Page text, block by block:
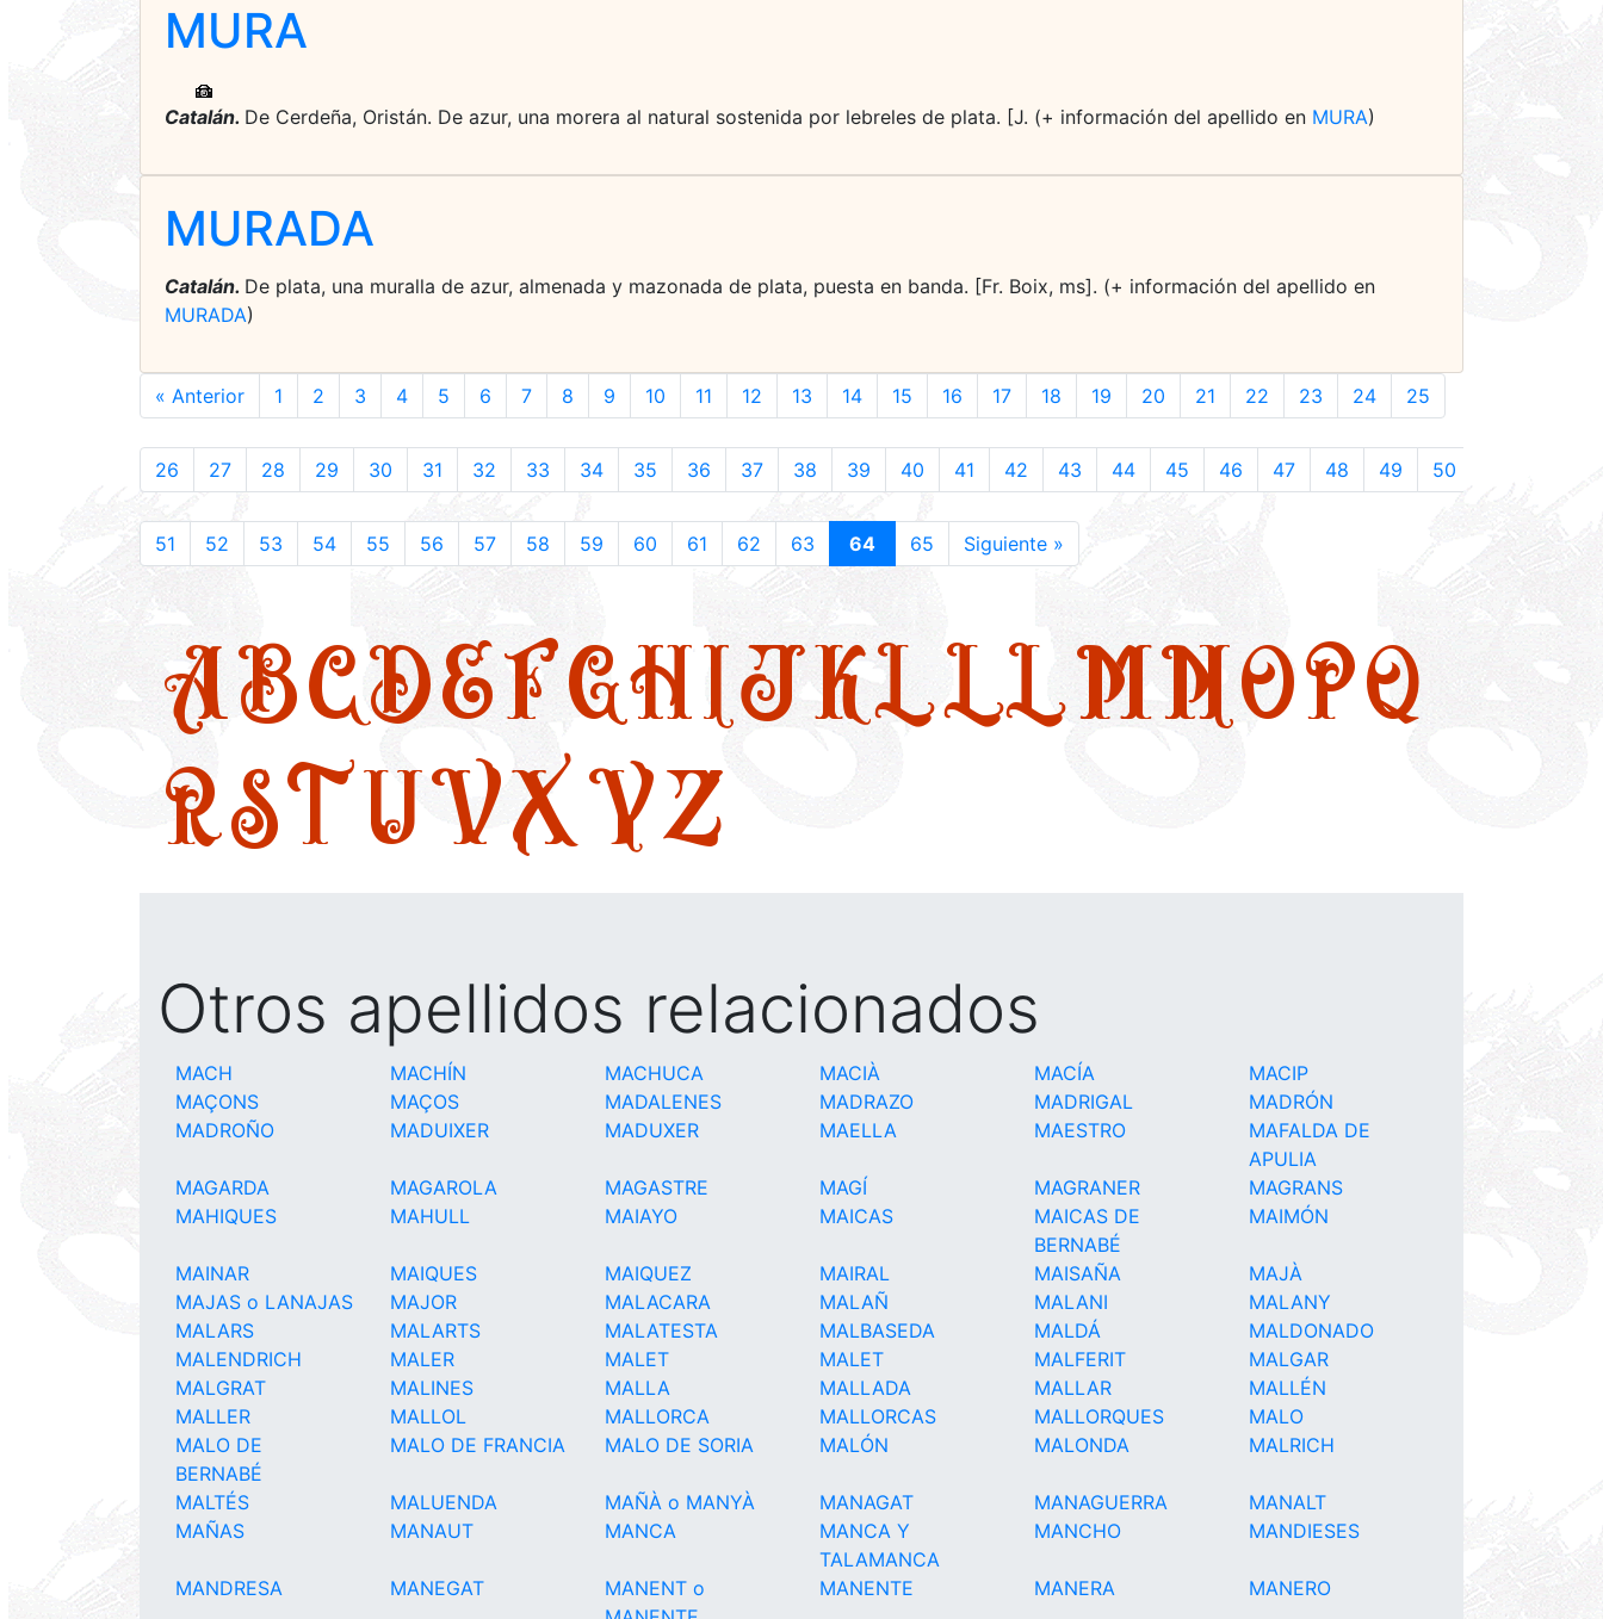
MURA
Catalán. De Cerdeña, Oristán. De azur, una morera al natural sostenida por lebreles de plata. [J. (+ información del apellido en MURA)
MURADA
Catalán. De plata, una muralla de azur, almenada y mazonada de plata, puesta en banda. [Fr. Boix, ms]. (+ información del apellido en
MURADA)
« Anterior 1 2 3 4 5 6 7 8 9 10 11 12 13 14 15 16 17 18 19 20 21 22 23 24 25
26 27 28 29 30 31 32 33 34 35 36 37 38 39 40 41 42 43 44 45 46 47 48 49 50
51 52 53 54 55 56 57 58 59 60 61 62 63 64 65 Siguiente »
ABCDEFGHIJKLLLMNOPQ
RSTUVXYZ
Otros apellidos relacionados
MACH MACHÍN MACHUCA MACIÀ MACÍA
MACIP
MAÇONS
MAÇOS MADALENES MADRAZO MADRIGAL
MADRÓN
MADROÑO
MADUIXER MADUXER MAELLA MAESTRO
MAFALDA DE
APULIA
MAGARDA
MAGAROLA MAGASTRE MAGÍ MAGRANER
MAGRANS
MAHIQUES
MAHULL MAIAYO MAICAS
MAICAS DE
BERNABÉ
MAIMÓN
MAINAR MAIQUES MAIQUEZ MAIRAL MAISAÑA
MAJÀ
MAJAS o LANAJAS
MAJOR MALACARA MALAÑ MALANI
MALANY
MALARS
MALARTS MALATESTA MALBASEDA MALDÁ
MALDONADO
MALENDRICH
MALER MALET MALET MALFERIT
MALGAR
MALGRAT
MALINES MALLA MALLADA MALLAR
MALLÉN
MALLER
MALLOL MALLORCA MALLORCAS MALLORQUES
MALO
MALO DE
BERNABÉ
MALO DE FRANCIA MALO DE SORIA MALÓN MALONDA MALRICH
MALTÉS MALUENDA MAÑÀ o MANYÀ MANAGAT MANAGUERRA
MANALT
MAÑAS
MANAUT MANCA
MANCA Y
TALAMANCA
MANCHO MANDIESES
MANDRESA MANEGAT
MANENT o
MANENTE MANERA MANERO